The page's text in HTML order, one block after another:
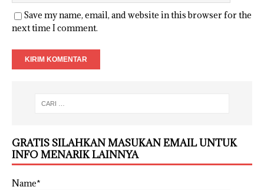
Save my name, email, and website in this browser for the
next time I comment.
GRATIS SILAHKAN MASUKAN EMAIL UNTUK
INFO MENARIK LAINNYA
Name*